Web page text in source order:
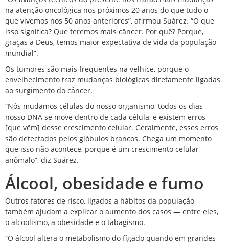
na atenção oncológica nos próximos 20 anos do que tudo o
que vivemos nos 50 anos anteriores”, afirmou Suárez. “O que
isso significa? Que teremos mais câncer. Por quê? Porque,
graças a Deus, temos maior expectativa de vida da população
mundial”.
Os tumores são mais frequentes na velhice, porque o
envelhecimento traz mudanças biológicas diretamente ligadas
ao surgimento do câncer.
“Nós mudamos células do nosso organismo, todos os dias
nosso DNA se move dentro de cada célula, e existem erros
[que vêm] desse crescimento celular. Geralmente, esses erros
são detectados pelos glóbulos brancos. Chega um momento
que isso não acontece, porque é um crescimento celular
anômalo”, diz Suárez.
Álcool, obesidade e fumo
Outros fatores de risco, ligados a hábitos da população,
também ajudam a explicar o aumento dos casos — entre eles,
o alcoolismo, a obesidade e o tabagismo.
“O álcool altera o metabolismo do fígado quando em grandes